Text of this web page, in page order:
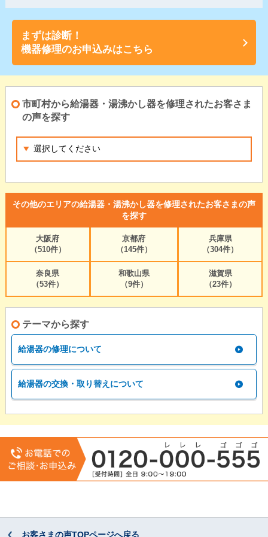
まずは診断！
機器修理のお申込みはこちら
市町村から給湯器・湯沸かし器を修理されたお客さま
の声を探す
その他のエリアの給湯器・湯沸かし器を修理されたお客さまの声
を探す
大阪府
（510件）
京都府
（145件）
兵庫県
（304件）
奈良県
（53件）
和歌山県
（9件）
滋賀県
（23件）
テーマから探す
給湯器の修理について
給湯器の交換・取り替えについて
お客さまの声TOPページへ戻る